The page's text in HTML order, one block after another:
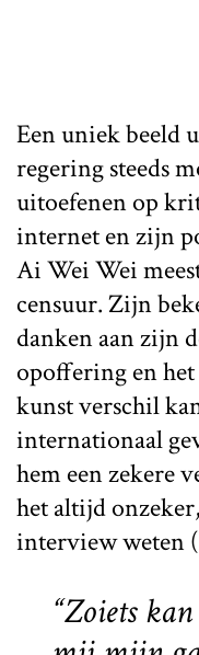
Een uniek beeld
regering steeds
uitoefenen op
internet en zijn
Ai Wei Wei
censuur. Zijn
danken aan zijn
opoffering en het
kunst verschil
internationaal
hem een zekere
het altijd
interview weten
“Zoiets